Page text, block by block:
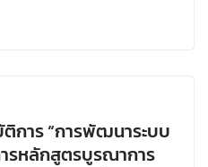
การ “การพัฒนาระบบ
รหลักสูตรบูรณาการ